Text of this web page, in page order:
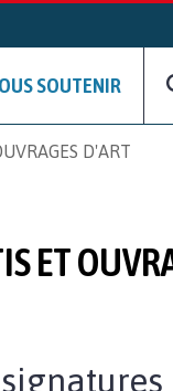
SOUTENIR
D'ART
ET
signatures